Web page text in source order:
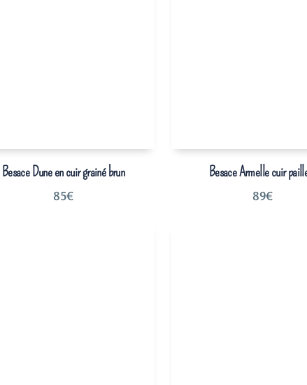
Besace Dune en cuir grainé brun
85€
Besace Armelle cuir
89€